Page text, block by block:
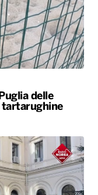
delle
tartarughine